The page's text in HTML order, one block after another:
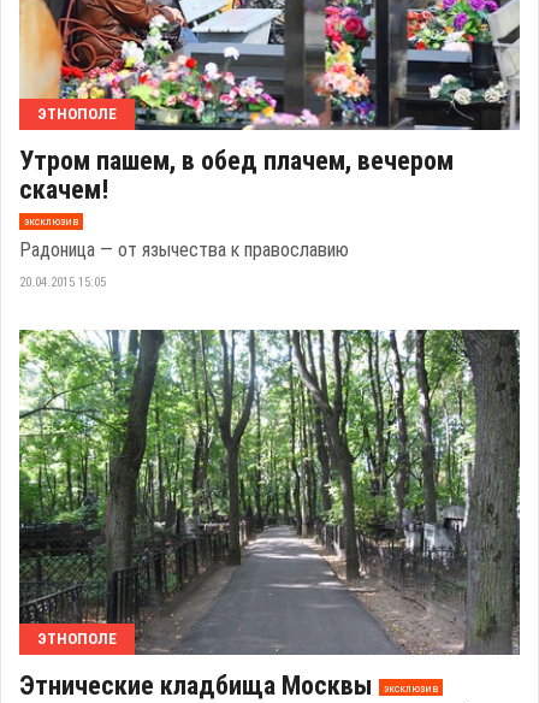
ЭТНОПОЛЕ
Утром пашем, в обед плачем, вечером
скачем!
эксклюзив
Радоница — от язычества к православию
20.04.2015 15:05
ЭТНОПОЛЕ
Этнические кладбища Москвы эксклюзив